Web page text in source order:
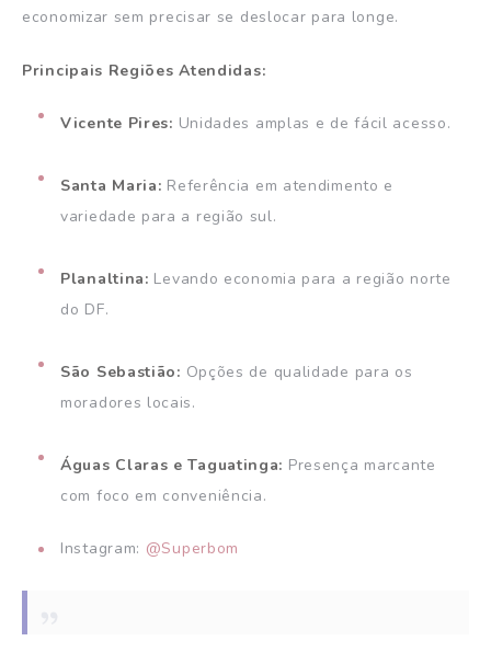
economizar sem precisar se deslocar para longe.
Principais Regiões Atendidas:
Vicente Pires: Unidades amplas e de fácil acesso.
Santa Maria: Referência em atendimento e
variedade para a região sul.
Planaltina: Levando economia para a região norte
do DF.
São Sebastião: Opções de qualidade para os
moradores locais.
Águas Claras e Taguatinga: Presença marcante
com foco em conveniência.
Instagram: @Superbom